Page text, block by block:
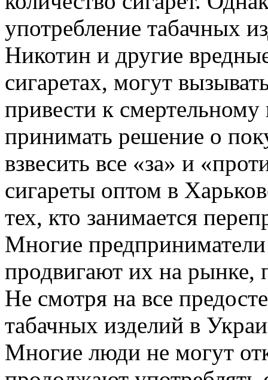
употребление табачных
Никотин и другие
сигаретах, могут
привести к
принимать решение о
взвесить все «за» и
сигареты оптом в
тех, кто занимается
Многие
продвигают их на
Не смотря на все
табачных изделий в
Многие люди не могут